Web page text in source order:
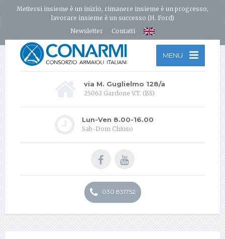
Mettersi insieme è un inizio, rimanere insieme è un progresso,
lavorare insieme è un successo (H. Ford)
Newsletter
Contatti
MENU
via M. Guglielmo 128/a
25063 Gardone V.T. (BS)
Lun-Ven 8.00-16.00
Sab-Dom Chiuso
030 831752